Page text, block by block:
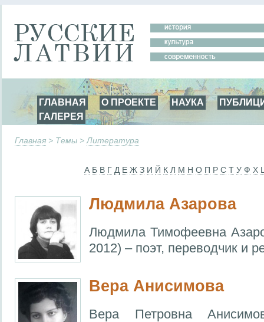
ГЛАВНАЯ О ПРОЕКТЕ НАУКА
ГАЛЕРЕЯ
Главная > Темы > Литература
А Б В Г Д Е Ж З И Й К Л М Н О П Р С Т У Ф Х
Людмила Азарова
Людмила Тимофеевна
2012) – поэт, переводчик и
Вера Анисимова
Вера Петровна